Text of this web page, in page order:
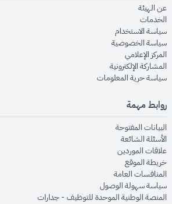
عن الهيئةopens in new window
الخدماتopens in new window
سياسة الاستخدام
سياسة الخصوصيةopens in new window
المركز الإعلاميopens in new window
المشاركة الإلكترونيةopens in new window
سياسة حرية المعلوماتopens in new window
روابط مهمة
البيانات المفتوحةopens in new window
الأسئلة الشائعةopens in new window
علاقات الموردينopens in new window
خريطة الموقعopens in new window
المنافسات العامةopens in new window
سياسة سهولة الوصولopens in new window
المنصة الوطنية الموحدة للتوظيف - جداراتwindow